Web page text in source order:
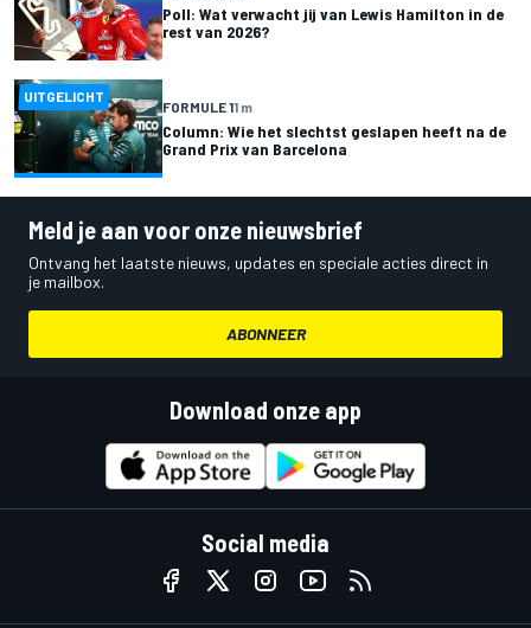
Poll: Wat verwacht jij van Lewis Hamilton in de
rest van 2026?
UITGELICHT
FORMULE 11 m
Column: Wie het slechtst geslapen heeft na de
Grand Prix van Barcelona
Meld je aan voor onze nieuwsbrief
Ontvang het laatste nieuws, updates en speciale acties direct in
je mailbox.
ABONNEER
Download onze app
Social media